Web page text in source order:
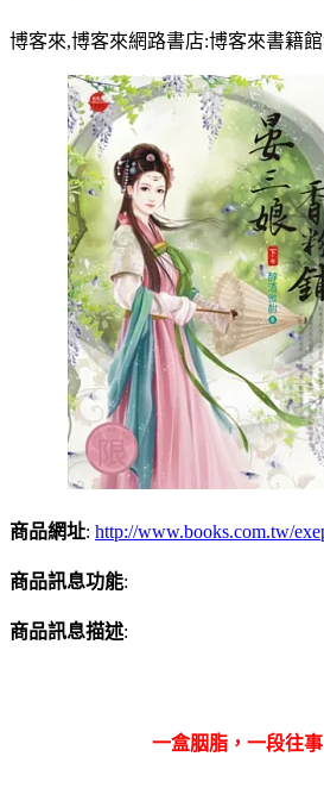
博客來,博客來網路書店:博客來書籍
商品網址: http://www.books.com.tw/
商品訊息功能:
商品訊息描述:
一盒胭脂，一段往